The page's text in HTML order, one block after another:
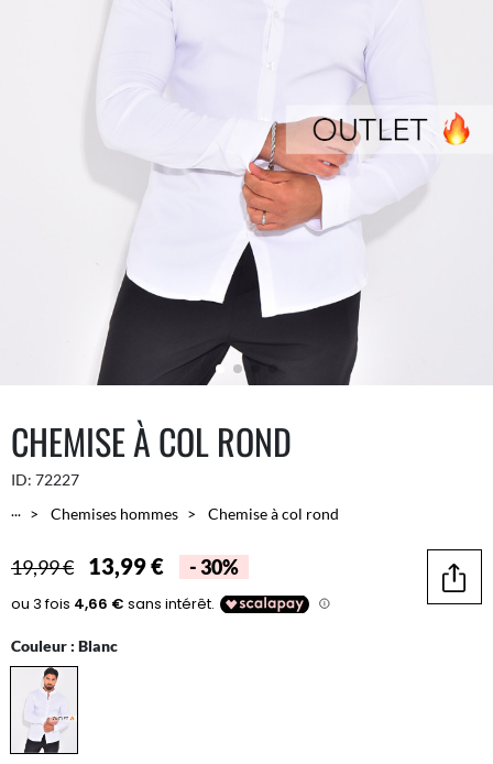
CHEMISE À COL ROND
ID: 72227
...
Chemises hommes Chemise à col rond
19,99 € 13,99 € - 30%
Couleur : Blanc